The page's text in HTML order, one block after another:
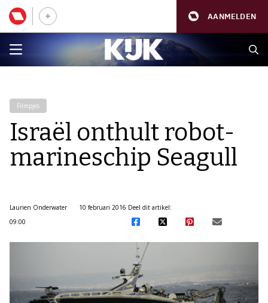
AANMELDEN
Filmpjes
Israël onthult robot-
marineschip Seagull
Laurien Onderwater
10 februari 2016
09:00
Deel dit artikel: